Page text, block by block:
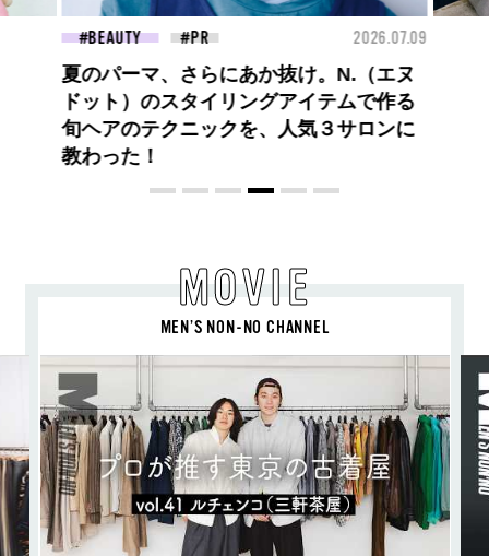
FASHION 2026.07.09
ロエベの新しい世界へようこそ。大胆な
コントラストとレイヤードの先に。装う
喜び、明るいスピリット
MOVIE
MEN’S NON-NO CHANNEL